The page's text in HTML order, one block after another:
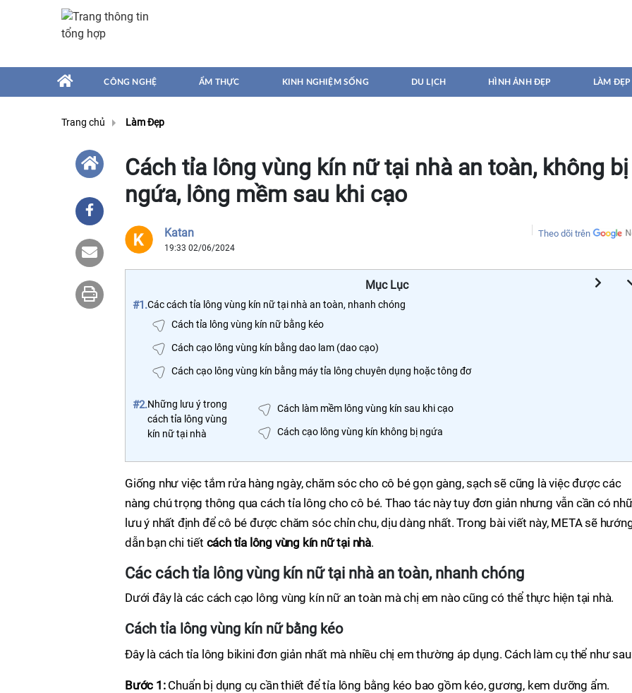
CÔNG NGHỆ ẨM THỰC KINH NGHIỆM SỐNG DU LỊCH HÌNH ẢNH ĐẸP LÀM ĐẸP
Trang chủ Làm Đẹp
Cách tỉa lông vùng kín nữ tại nhà an toàn, không bị
ngứa, lông mềm sau khi cạo
Katan
19:33 02/06/2024
Theo dõi trên
Mục Lục
#1.Các cách tỉa lông vùng kín nữ tại nhà an toàn, nhanh chóng
Cách tỉa lông vùng kín nữ bằng kéo
Cách cạo lông vùng kín bằng dao lam (dao cạo)
Cách cạo lông vùng kín bằng máy tỉa lông chuyên dụng hoặc tông đơ
#2.Những lưu ý trong
cách tỉa lông vùng
kín nữ tại nhà
Cách làm mềm lông vùng kín sau khi cạo
Cách cạo lông vùng kín không bị ngứa
Giống như việc tắm rửa hàng ngày, chăm sóc cho cô bé gọn gàng, sạch sẽ cũng là việc được các
nàng chú trọng thông qua cách tỉa lông cho cô bé. Thao tác này tuy đơn giản nhưng vẫn cần có
lưu ý nhất định để cô bé được chăm sóc chỉn chu, dịu dàng nhất. Trong bài viết này, META sẽ
dẫn bạn chi tiết cách tỉa lông vùng kín nữ tại nhà.
Các cách tỉa lông vùng kín nữ tại nhà an toàn, nhanh chóng
Dưới đây là các cách cạo lông vùng kín nữ an toàn mà chị em nào cũng có thể thực hiện tại nhà.
Cách tỉa lông vùng kín nữ bằng kéo
Đây là cách tỉa lông bikini đơn giản nhất mà nhiều chị em thường áp dụng. Cách làm cụ thể như
Bước 1:Chuẩn bị dụng cụ cần thiết để tỉa lông bằng kéo bao gồm kéo, gương, kem dưỡng ẩm.